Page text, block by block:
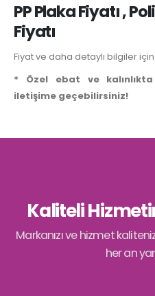
PP Plaka Fiyatı ,
Fiyatı
Fiyat ve daha detaylı bilgiler
* Özel ebat ve
iletişime geçebilirsiniz!
Kaliteli
Markanızı ve hizmet
her an